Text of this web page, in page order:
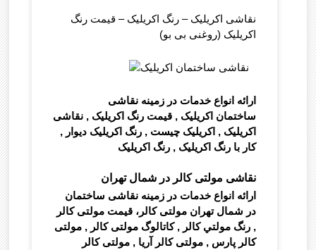
نقاشی اکریلیک – رنگ اکریلیک – قیمت رنگ
اکریلیک (روغنی بی بو)
ارائه انواع خدمات در زمینه نقاشی
ساختمان اکریلیک , قیمت رنگ اکریلیک , نقاشی
اکریلیک , اکریلیک چیست , رنگ اکریلیک دیوار ,
کار با رنگ اکریلیک , رنگ اکریلیک
نقاشی مولتی کالر در شمال تهران
ارائه انواع خدمات در زمینه نقاشی ساختمان
در شمال تهران مولتی کالر، قیمت مولتی کالر
, رنگ مولتي کالر , کاتالوگ مولتی کالر , مولتی
کالر پارس , مولتی کالر آریا , مولتی کالر